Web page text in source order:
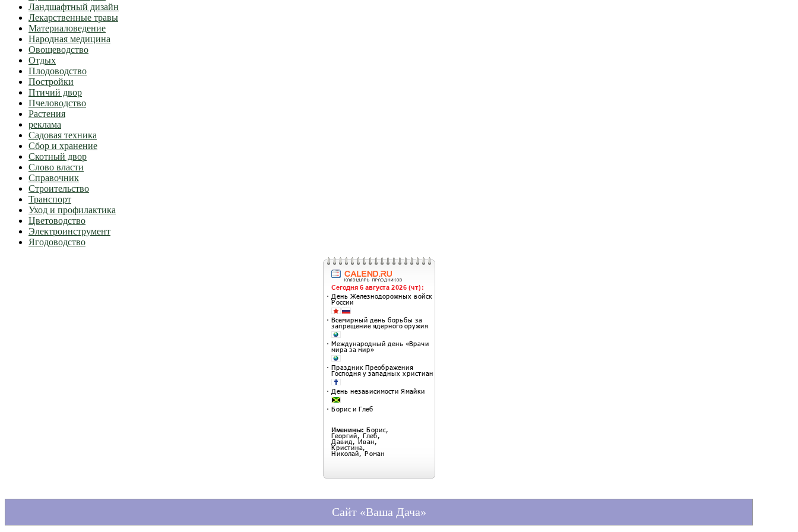
Ландшафтный дизайн
Лекарственные травы
Материаловедение
Народная медицина
Овощеводство
Отдых
Плодоводство
Постройки
Птичий двор
Пчеловодство
Растения
реклама
Садовая техника
Сбор и хранение
Скотный двор
Слово власти
Справочник
Строительство
Транспорт
Уход и профилактика
Цветоводство
Электроинструмент
Ягодоводство
Сайт «Ваша Дача»